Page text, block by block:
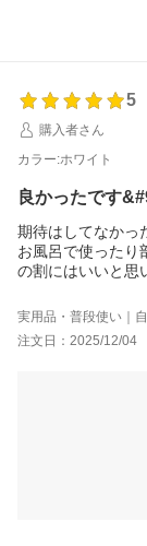
5
購入者さん
カラー:ホワイト
良かったです
期待はしてなかっ
お風呂で使ったり
の割にはいいと思
実用品・普段使い｜
注文日：2025/12/04